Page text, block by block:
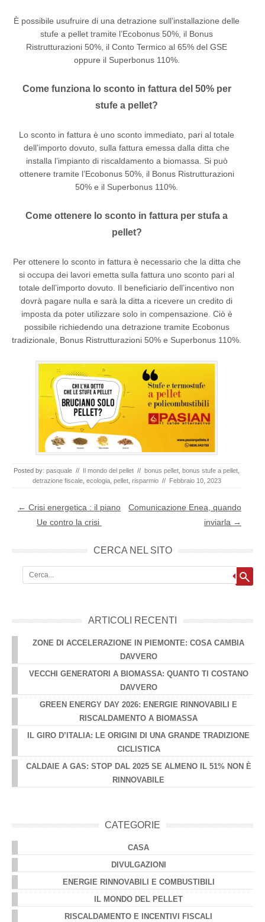
È possibile usufruire di una detrazione sull’installazione delle
stufe a pellet tramite l’Ecobonus 50%, il Bonus
Ristrutturazioni 50%, il Conto Termico al 65% del GSE
oppure il Superbonus 110%.
Come funziona lo sconto in fattura del 50% per
stufe a pellet?
Lo sconto in fattura è uno sconto immediato, pari al totale
dell’importo dovuto, sulla fattura emessa dalla ditta che
installa l’impianto di riscaldamento a biomassa. Si può
ottenere tramite l’Ecobonus 50%, il Bonus Ristrutturazioni
50% e il Superbonus 110%.
Come ottenere lo sconto in fattura per stufa a
pellet?
Per ottenere lo sconto in fattura è necessario che la ditta che
si occupa dei lavori emetta sulla fattura uno sconto pari al
totale dell’importo dovuto. Il beneficiario dell’incentivo non
dovrà pagare nulla e sarà la ditta a ricevere un credito di
imposta da poter utilizzare solo in compensazione. Ciò è
possibile richiedendo una detrazione tramite Ecobonus
tradizionale, Bonus Ristrutturazioni 50% e Superbonus 110%.
Posted by: pasquale // Il mondo del pellet // bonus pellet bonus stufe a pellet
detrazione fiscale, ecologia, pellet, risparmio // Febbraio 10, 2023
Post navigation
← Crisi energetica : il piano
Ue contro la crisi
Comunicazione Enea, quando
inviarla →
CERCA NEL SITO
ARTICOLI RECENTI
ZONE DI ACCELERAZIONE IN PIEMONTE: COSA CAMBIA
DAVVERO
VECCHI GENERATORI A BIOMASSA: QUANTO TI COSTANO
DAVVERO
GREEN ENERGY DAY 2026: ENERGIE RINNOVABILI E
RISCALDAMENTO A BIOMASSA
IL GIRO D’ITALIA: LE ORIGINI DI UNA GRANDE TRADIZIONE
CICLISTICA
CALDAIE A GAS: STOP DAL 2025 SE ALMENO IL 51% NON È
RINNOVABILE
CATEGORIE
CASA
DIVULGAZIONI
ENERGIE RINNOVABILI E COMBUSTIBILI
IL MONDO DEL PELLET
RISCALDAMENTO E INCENTIVI FISCALI